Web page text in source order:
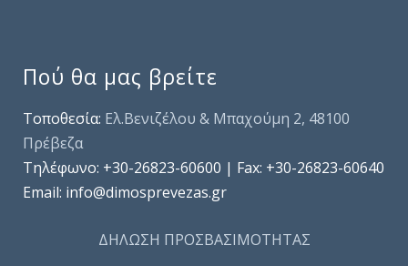
Πού θα μας βρείτε
Τοποθεσία: Ελ.Βενιζέλου & Μπαχούμη 2, 48100
Πρέβεζα
Τηλέφωνo: +30-26823-60600 | Fax: +30-26823-60640
Email: info@dimosprevezas.gr
ΔΗΛΩΣΗ ΠΡΟΣΒΑΣΙΜΟΤΗΤΑΣ